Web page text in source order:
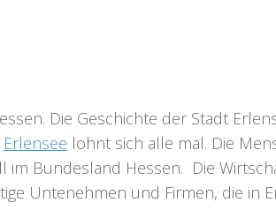
Die Geschichte der Stadt
Erlensee lohnt sich alle mal. Die
im Bundesland Hessen. Die
Untenehmen und Firmen, die in